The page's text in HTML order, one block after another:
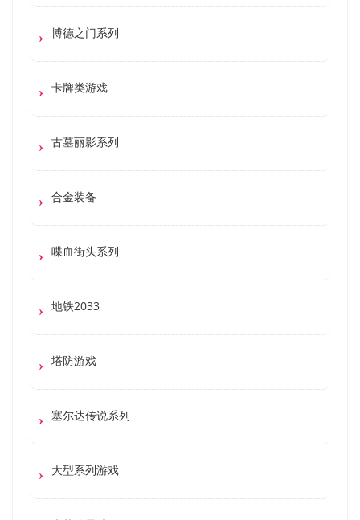
博德之门系列
卡牌类游戏
古墓丽影系列
合金装备
喋血街头系列
地铁2033
塔防游戏
塞尔达传说系列
大型系列游戏